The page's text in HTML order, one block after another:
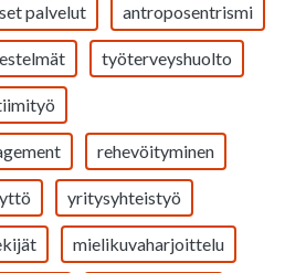
palvelut antroposentrismi
työterveyshuolto
rehevöityminen
yritysyhteistyö
mielikuvaharjoittelu